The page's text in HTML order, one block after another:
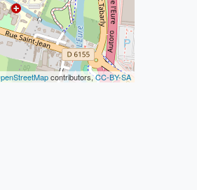
contributors,CC-BY-SA